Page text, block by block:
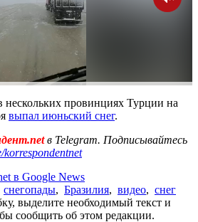
нескольких провинциях Турции на
выпал июньский снег.
в Telegram. Подписывайтесь
korrespondentnet
в Google News
снегопады, Бразилия, видео, снег
выделите необходимый текст и
сообщить об этом редакции.